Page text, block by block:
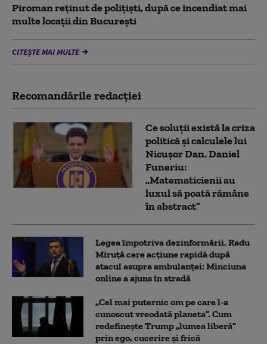
Piroman reţinut de poliţişti, după ce incendiat mai
multe locaţii din București
CITEȘTE MAI MULTE
Recomandările redacţiei
Ce soluții există la criza
politică și calculele lui
Nicușor Dan. Daniel
Funeriu:
„Matematicienii au
luxul să poată rămâne
în abstract”
Legea împotriva dezinformării. Radu
Miruță cere acțiune rapidă după
atacul asupra ambulanței: Minciuna
online a ajuns în stradă
„Cel mai puternic om pe care l-a
cunoscut vreodată planeta”. Cum
redefinește Trump „lumea liberă”
prin ego, cucerire și frică